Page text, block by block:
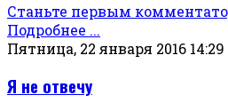
Станьте первым
Подробнее ...
Пятница, 22 января 2016 14:29
Я не отвечу